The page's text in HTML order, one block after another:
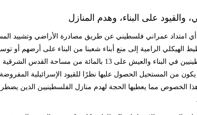
والقيود على البناء، وهدم المنازل
أي امتداد عمراني فلسطيني عن طريق مصادرة الأراضي وتشييد
الرامية إلى منع أبناء شعبنا من البناء على أرضهم أو
الاحتلال الإسرائيلية للفلسطينيين في البناء والعيش على
من المستحيل الحصول عليها نظرًا للقيود الإسرائيلية
الخصوص مما يعطيها الحجة لهدم منازل الفلسطينيين الذين
.